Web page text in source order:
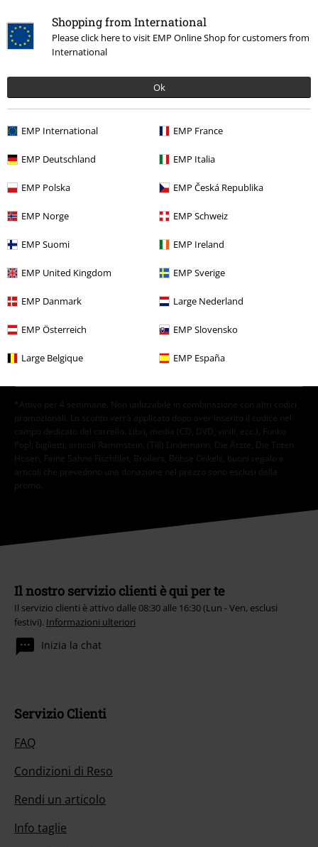
Shopping from International
Please click here to visit EMP Online Shop for customers from
International
Ok
EMP International EMP France
EMP Deutschland EMP Italia
EMP Polska EMP Česká Republika
EMP Norge EMP Schweiz
EMP Suomi EMP Ireland
EMP United Kingdom EMP Sverige
EMP Danmark Large Nederland
EMP Österreich EMP Slovensko
Large Belgique EMP España
Band Merch Album Vinili
Band Merch Genere
Iscriviti ora e ricevi un buono sconto del 15%!
consenso ad utilizzare i miei dati per ricevere informative periodiche
verranno gestiti in conformità con la Politica sulla Privacy. Potrò revocare
tale consenso in qualunque momento, tramite il link di disiscrizione
presente in ogni newsletter.
Clicca qui
per annullare liscrizione alla newsletter.
*Attivo per 4 settimane. Non utilizzabile in combinazione con altri codici
promozionali. Lo sconto verrà applicato dopo aver inserito il codice nel
campo dedicato del carrello. Libri, media (CD, DVD, vinili, ecc.), Funko
Pop!, biglietti, articoli Rammstein, (Till) Lindemann, Die Ärzte, Die Toten
Hosen, Feine Sahne Fischfilet, Broilers, Böhse Onkelz, buoni regalo e
articoli che prevedono una donazione nel prezzo sono esclusi dalla
promo.
Il nostro servizio clienti è qui per te
Il servizio clienti è attivo dalle 08:30 alle 16:30 (Lun - Ven, esclusi
festivi). Informazioni ulteriori
Inizia la chat
Servizio Clienti
FAQ
Condizioni di Reso
Rendi un articolo
Info taglie